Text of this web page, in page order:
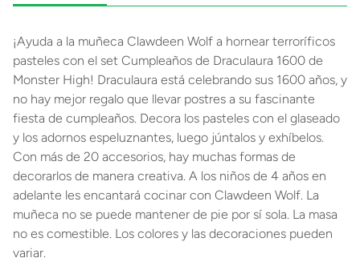
¡Ayuda a la muñeca Clawdeen Wolf a hornear terroríficos
pasteles con el set Cumpleaños de Draculaura 1600 de
Monster High! Draculaura está celebrando sus 1600 años, y
no hay mejor regalo que llevar postres a su fascinante
fiesta de cumpleaños. Decora los pasteles con el glaseado
y los adornos espeluznantes, luego júntalos y exhíbelos.
Con más de 20 accesorios, hay muchas formas de
decorarlos de manera creativa. A los niños de 4 años en
adelante les encantará cocinar con Clawdeen Wolf. La
muñeca no se puede mantener de pie por sí sola. La masa
no es comestible. Los colores y las decoraciones pueden
variar.